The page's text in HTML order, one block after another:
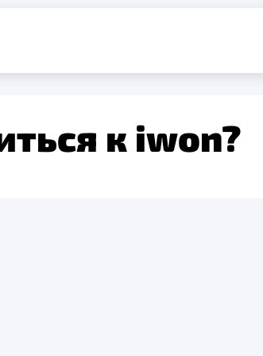
к iwon?